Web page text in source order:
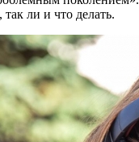
так ли и что делать.